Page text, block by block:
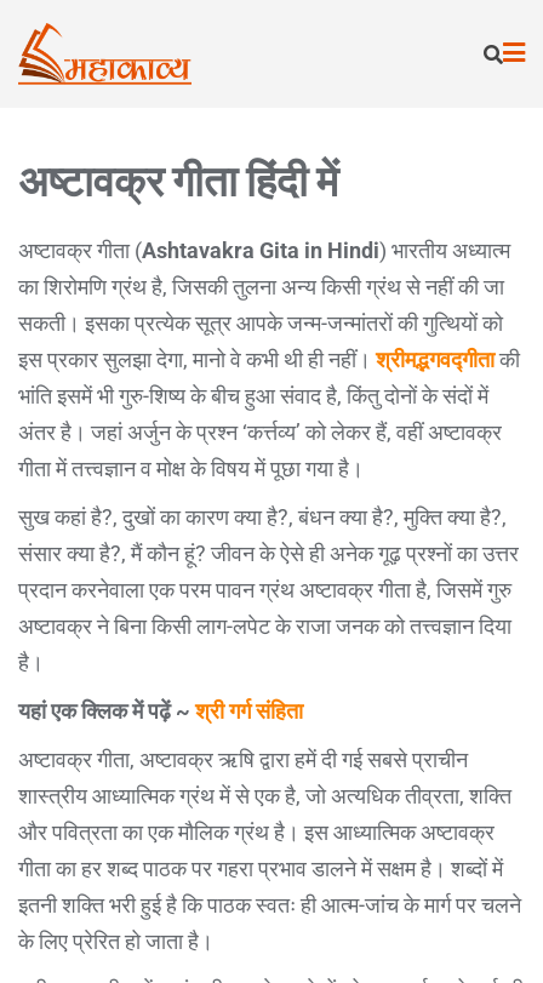
अष्टावक्र गीता हिंदी में
अष्टावक्र गीता (Ashtavakra Gita in Hindi) भारतीय अध्यात्म
का शिरोमणि ग्रंथ है, जिसकी तुलना अन्य किसी ग्रंथ से नहीं की जा
सकती। इसका प्रत्येक सूत्र आपके जन्म-जन्मांतरों की गुत्थियों को
इस प्रकार सुलझा देगा, मानो वे कभी थी ही नहीं।श्रीमद्भगवद्गीताकी
भांति इसमें भी गुरु-शिष्य के बीच हुआ संवाद है, किंतु दोनों के संदों में
अंतर है। जहां अर्जुन के प्रश्न ‘कर्त्तव्य’ को लेकर हैं, वहीं अष्टावक्र
गीता में तत्त्वज्ञान व मोक्ष के विषय में पूछा गया है।
सुख कहां है?, दुखों का कारण क्या है?, बंधन क्या है?, मुक्ति क्या है?,
संसार क्या है?, मैं कौन हूं? जीवन के ऐसे ही अनेक गूढ़ प्रश्नों का उत्तर
प्रदान करनेवाला एक परम पावन ग्रंथ अष्टावक्र गीता है, जिसमें गुरु
अष्टावक्र ने बिना किसी लाग-लपेट के राजा जनक को तत्त्वज्ञान दिया
है।
यहां एक क्लिक में पढ़ें ~श्री गर्ग संहिता
अष्टावक्र गीता, अष्टावक्र ऋषि द्वारा हमें दी गई सबसे प्राचीन
शास्त्रीय आध्यात्मिक ग्रंथ में से एक है, जो अत्यधिक तीव्रता, शक्ति
और पवित्रता का एक मौलिक ग्रंथ है। इस आध्यात्मिक अष्टावक्र
गीता का हर शब्द पाठक पर गहरा प्रभाव डालने में सक्षम है। शब्दों में
इतनी शक्ति भरी हुई है कि पाठक स्वतः ही आत्म-जांच के मार्ग पर चलने
के लिए प्रेरित हो जाता है।